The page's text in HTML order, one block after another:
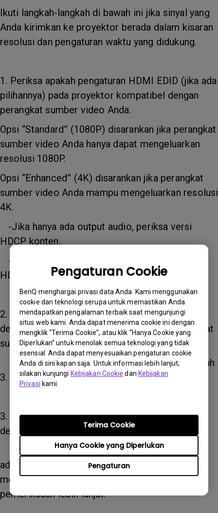
Pengaturan Cookie
BenQ menghargai privasi data Anda. Kami menggunakan
cookie dan teknologi serupa untuk memastikan Anda
mendapatkan pengalaman terbaik saat mengunjungi
situs web kami. Anda dapat menerima cookie ini dengan
mengklik “Terima Cookie”, atau klik “Hanya Cookie yang
Diperlukan” untuk menolak semua teknologi yang tidak
esensial. Anda dapat menyesuaikan pengaturan cookie
Anda di sini kapan saja. Untuk informasi lebih lanjut,
silakan kunjungi Kebijakan Cookie dan Kebijakan
Privasi kami.
Pengaturan
Hanya Cookie yang Diperlukan
Terima Cookie
Ikuti langkah-langkah di bawah ini jika sinyal yang
Anda kirimkan ke proyektor berada dalam kisaran
resolusi dan pengaturan waktu yang didukung.
1. Periksa apakah pengaturan HDMI EDID (jika ada
pilihannya) pada proyektor kompatibel dengan
perangkat sumber video Anda.
Opsi “Standard” (1080P) disarankan jika perangkat
sumber video Anda hanya dapat mengeluarkan
resolusi 1080P.
Opsi “Enhanced” (4K) disarankan jika perangkat
sumber video Anda mampu mengeluarkan resolusi
4K.
-Jika hanya ada output audio, periksa versi
HDCP konten.
-Jika masih tidak berhasil dengan mengubah
HDMI EDID, lanjutkan ke langkah 2.
2. Periksa apakah layar dapat diproyeksikan
dengan menyambungkan proyektor dan perangkat
sumber video secara langsung.
-Jika masih tidak berhasil, lanjutkan ke langkah
3.
3. Periksa apakah layar dapat diproyeksikan
dengan kabel tembaga HDMI 5 meter.
-Jika masih tidak berhasil, kemungkinan besar
ada masalah kompatibilitas; hubungi BenQ untuk
mendapatkan informasi berikut ini untuk
pemeriksaan lebih lanjut.